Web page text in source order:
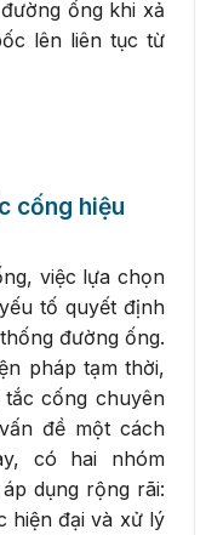
ống khi xả
lên liên tục từ
cống hiệu
việc lựa chọn
tố quyết định
đường ống.
pháp tạm thời,
cống chuyên
đề một cách
có hai nhóm
dụng rộng rãi:
hiện đại và xử lý